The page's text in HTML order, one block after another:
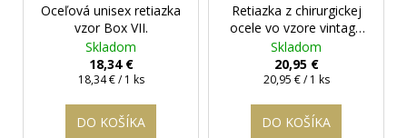
Oceľová unisex retiazka
vzor Box VII.
Skladom
18,34 €
Jednotková
18,34 € / 1 ks
DO KOŠÍKA
Retiazka z chirurgickej
ocele vo vzore vintage
Box
Skladom
20,95 €
Jednotková
20,95 € / 1 ks
DO KOŠÍKA